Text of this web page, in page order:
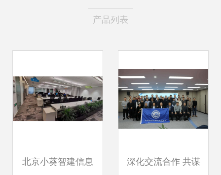
产品列表
北京小葵智建信息 深化交流合作 共谋